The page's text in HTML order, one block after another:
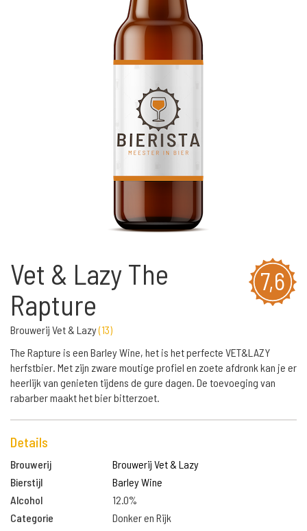
7,6
Vet & Lazy The
Rapture
Brouwerij Vet & Lazy(13)
The Rapture is een Barley Wine, het is het perfecte VET&LAZY
herfstbier. Met zijn zware moutige profiel en zoete afdronk kan je er
heerlijk van genieten tijdens de gure dagen. De toevoeging van
rabarber maakt het bier bitterzoet.
Details
Brouwerij
Brouwerij Vet & Lazy
Bierstijl
Barley Wine
Alcohol
12.0%
Categorie
Donker en Rijk